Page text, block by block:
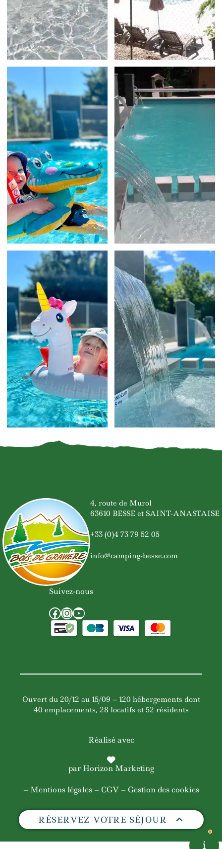
4, route de Murol
63610 BESSE et SAINT-ANASTAISE
+33 (0)4 73 79 52 05
info@camping-besse.com
Suivez-nous
Facebook
Instagram
YouTube
Ouvert du 20/12 au 15/09 – 120 hébergements dont
40 emplacements, 28 locatifs et 52 résidents
Réalisé avec
par Horizon Marketing
– Mentions légales– CGV– Gestion des cookies
RÉSERVEZ VOTRE SÉJOUR